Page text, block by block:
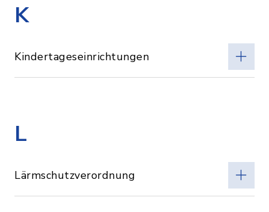
K
Kindertageseinrichtungen
L
Lärmschutzverordnung